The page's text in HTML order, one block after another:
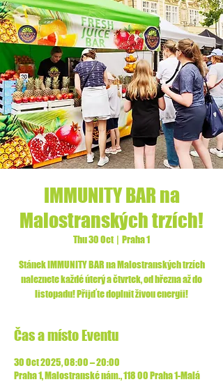
IMMUNITY BAR na
Malostranských trzích!
Thu 30 Oct
  |
Praha 1
Stánek IMMUNITY BAR na Malostranských trzích
naleznete každé úterý a čtvrtek, od března až do
listopadu! Přijďte doplnit živou energii!
Čas a místo Eventu
30 Oct 2025, 08:00 – 20:00
Praha 1, Malostranské nám., 118 00 Praha 1-Malá